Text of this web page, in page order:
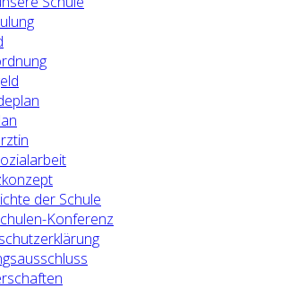
der Schule
Konferenz